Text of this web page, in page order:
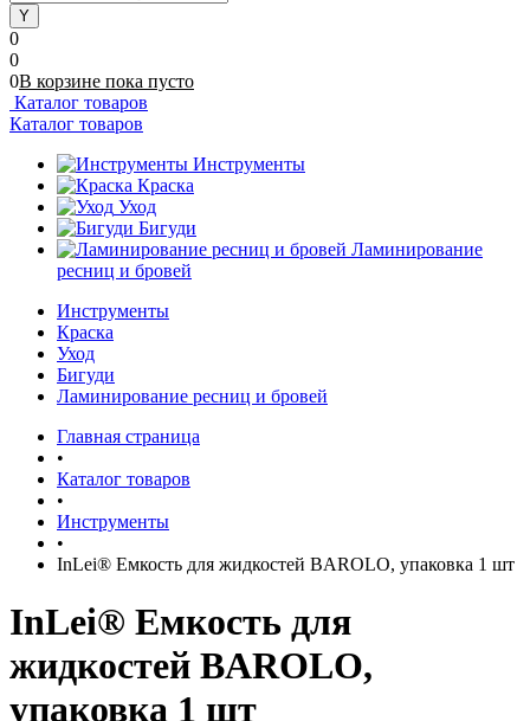
0
0
0В корзине пока пусто
Каталог товаров
Каталог товаров
Инструменты
Краска
Уход
Бигуди
Ламинирование
ресниц и бровей
Инструменты
Краска
Уход
Бигуди
Ламинирование ресниц и бровей
Главная страница
•
Каталог товаров
•
Инструменты
•
InLei® Емкость для жидкостей BAROLO, упаковка 1 шт
InLei® Емкость для
жидкостей BAROLO,
упаковка 1 шт